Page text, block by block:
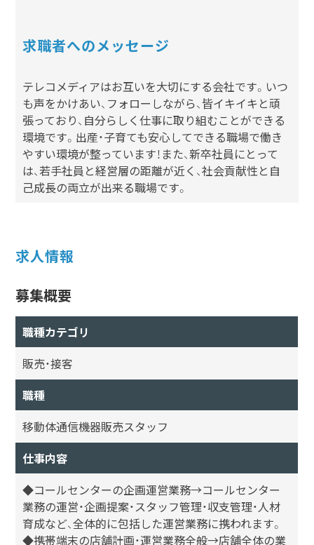
求職者へのメッセージ
テレコメディアはお互いを大切にする会社です。いつ
も声をかけあい、フォローしながら、皆イキイキと頑
張っており、自分らしく仕事に取り組むことができる
環境です。出産・子育ても安心してできる職場で働き
やすい環境が整っています！また、新卒社員にとって
は、若手社員と経営層の距離が近く、社会貢献性と自
己成長の両立が出来る職場です。
求人情報
募集概要
職種カテゴリ
販売・接客
職種
移動体通信機器販売スタッフ
仕事内容
◆コールセンターの企画運営業務→コールセンター
業務の運営・企画提案・スタッフ管理・収支管理・人材
育成など、全体的に包括した運営業務に携われます。
◆携帯端末の店舗計画・運営業務全般→店舗全体の業